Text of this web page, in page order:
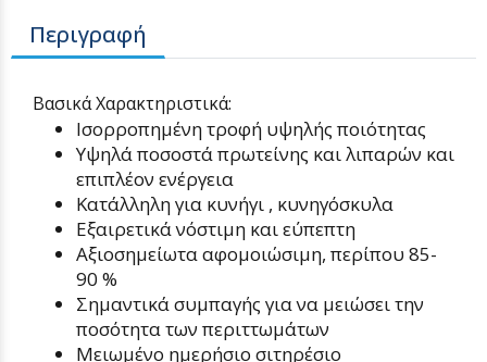
Περιγραφή
Βασικά Χαρακτηριστικά:
Ισορροπημένη τροφή υψηλής ποιότητας
Υψηλά ποσοστά πρωτείνης και λιπαρών και
επιπλέον ενέργεια
Κατάλληλη για κυνήγι , κυνηγόσκυλα
Εξαιρετικά νόστιμη και εύπεπτη
Αξιοσημείωτα αφομοιώσιμη, περίπου 85-
90 %
Σημαντικά συμπαγής για να μειώσει την
ποσότητα των περιττωμάτων
Μειωμένο ημερήσιο σιτηρέσιο